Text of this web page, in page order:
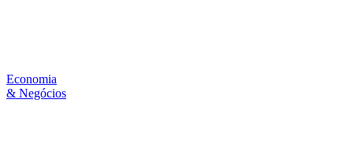
Economia
& Negócios